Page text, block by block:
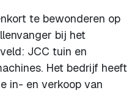
te bewonderen op
bij het
JCC tuin en
Het bedrijf heeft
in- en verkoop van